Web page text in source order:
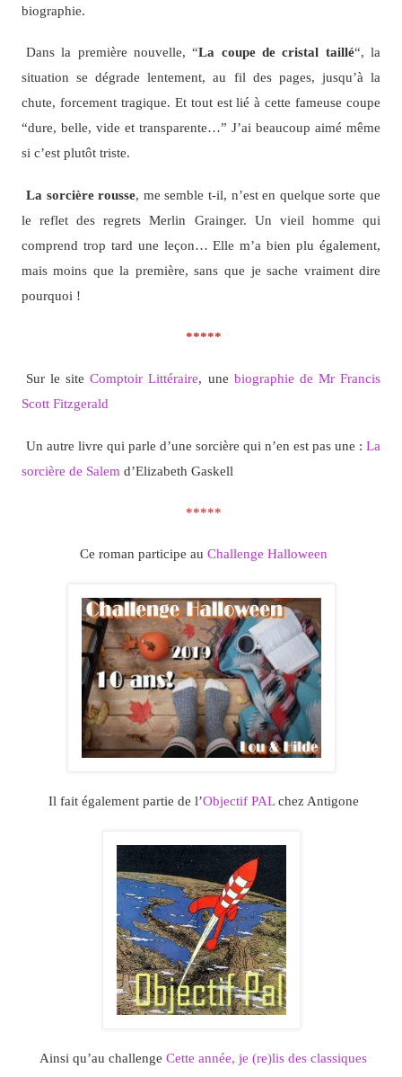
biographie.
Dans la première nouvelle, “La coupe de cristal taillé“, la
situation se dégrade lentement, au fil des pages, jusqu’à la
chute, forcement tragique. Et tout est lié à cette fameuse coupe
“dure, belle, vide et transparente…” J’ai beaucoup aimé même
si c’est plutôt triste.
La sorcière rousse, me semble t-il, n’est en quelque sorte que
le reflet des regrets Merlin Grainger. Un vieil homme qui
comprend trop tard une leçon… Elle m’a bien plu également,
mais moins que la première, sans que je sache vraiment dire
pourquoi !
*****
Sur le siteComptoir Littéraire, une biographie de Mr Francis
Scott Fitzgerald
Un autre livre qui parle d’une sorcière qui n’en est pas une :La
sorcière de Salem d’Elizabeth Gaskell
*****
Ce roman participe au Challenge Halloween
Il fait également partie de l’Objectif PALchez Antigone
Ainsi qu’au challenge Cette année, je (re)lis des classiques